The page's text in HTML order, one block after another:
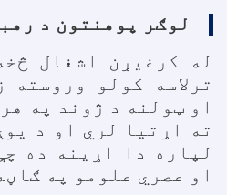
لوګر پوهنتون د
له کرغیړن اشغال
ترلاسه کولو وروسته
او ټولنه د ژوند په
ته اړتیا لري او د
لپاره دا اړینه ده
او عصري علومو په